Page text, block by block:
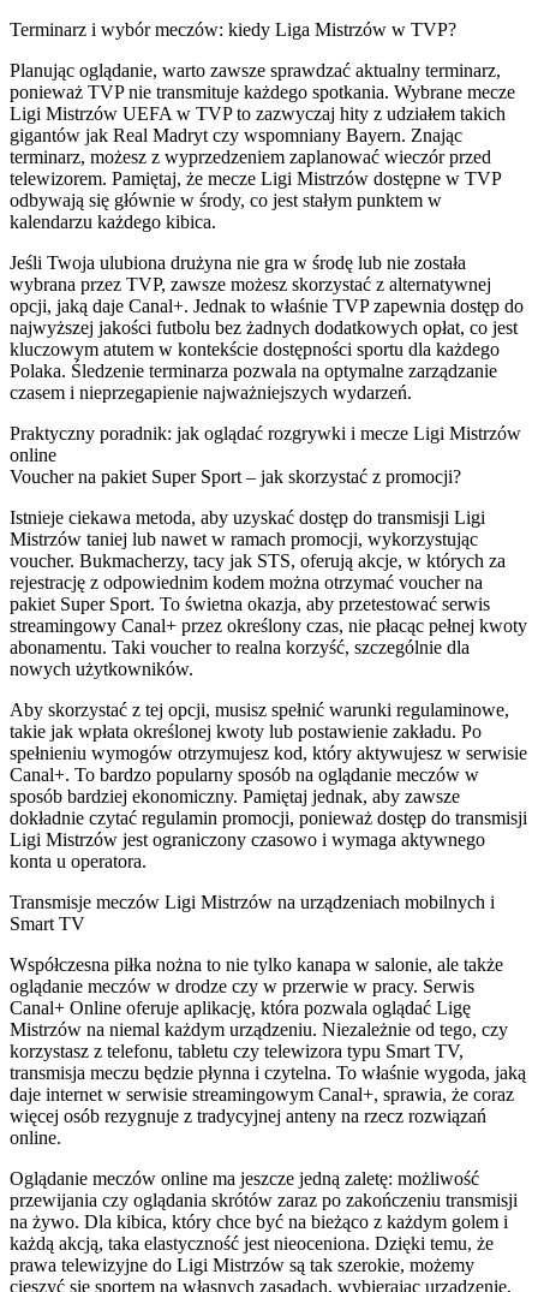
Terminarz i wybór meczów: kiedy Liga Mistrzów w TVP?
Planując oglądanie, warto zawsze sprawdzać aktualny terminarz,
ponieważ TVP nie transmituje każdego spotkania. Wybrane mecze
Ligi Mistrzów UEFA w TVP to zazwyczaj hity z udziałem takich
gigantów jak Real Madryt czy wspomniany Bayern. Znając
terminarz, możesz z wyprzedzeniem zaplanować wieczór przed
telewizorem. Pamiętaj, że mecze Ligi Mistrzów dostępne w TVP
odbywają się głównie w środy, co jest stałym punktem w
kalendarzu każdego kibica.
Jeśli Twoja ulubiona drużyna nie gra w środę lub nie została
wybrana przez TVP, zawsze możesz skorzystać z alternatywnej
opcji, jaką daje Canal+. Jednak to właśnie TVP zapewnia dostęp do
najwyższej jakości futbolu bez żadnych dodatkowych opłat, co jest
kluczowym atutem w kontekście dostępności sportu dla każdego
Polaka. Śledzenie terminarza pozwala na optymalne zarządzanie
czasem i nieprzegapienie najważniejszych wydarzeń.
Praktyczny poradnik: jak oglądać rozgrywki i mecze Ligi Mistrzów
online
Voucher na pakiet Super Sport – jak skorzystać z promocji?
Istnieje ciekawa metoda, aby uzyskać dostęp do transmisji Ligi
Mistrzów taniej lub nawet w ramach promocji, wykorzystując
voucher. Bukmacherzy, tacy jak STS, oferują akcje, w których za
rejestrację z odpowiednim kodem można otrzymać voucher na
pakiet Super Sport. To świetna okazja, aby przetestować serwis
streamingowy Canal+ przez określony czas, nie płacąc pełnej kwoty
abonamentu. Taki voucher to realna korzyść, szczególnie dla
nowych użytkowników.
Aby skorzystać z tej opcji, musisz spełnić warunki regulaminowe,
takie jak wpłata określonej kwoty lub postawienie zakładu. Po
spełnieniu wymogów otrzymujesz kod, który aktywujesz w serwisie
Canal+. To bardzo popularny sposób na oglądanie meczów w
sposób bardziej ekonomiczny. Pamiętaj jednak, aby zawsze
dokładnie czytać regulamin promocji, ponieważ dostęp do transmisji
Ligi Mistrzów jest ograniczony czasowo i wymaga aktywnego
konta u operatora.
Transmisje meczów Ligi Mistrzów na urządzeniach mobilnych i
Smart TV
Współczesna piłka nożna to nie tylko kanapa w salonie, ale także
oglądanie meczów w drodze czy w przerwie w pracy. Serwis
Canal+ Online oferuje aplikację, która pozwala oglądać Ligę
Mistrzów na niemal każdym urządzeniu. Niezależnie od tego, czy
korzystasz z telefonu, tabletu czy telewizora typu Smart TV,
transmisja meczu będzie płynna i czytelna. To właśnie wygoda, jaką
daje internet w serwisie streamingowym Canal+, sprawia, że coraz
więcej osób rezygnuje z tradycyjnej anteny na rzecz rozwiązań
online.
Oglądanie meczów online ma jeszcze jedną zaletę: możliwość
przewijania czy oglądania skrótów zaraz po zakończeniu transmisji
na żywo. Dla kibica, który chce być na bieżąco z każdym golem i
każdą akcją, taka elastyczność jest nieoceniona. Dzięki temu, że
prawa telewizyjne do Ligi Mistrzów są tak szerokie, możemy
cieszyć się sportem na własnych zasadach, wybierając urządzenie,